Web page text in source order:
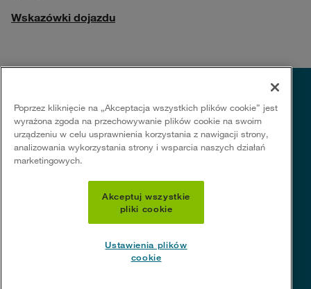
Wskazówki dojazdu
Polityka prywatności
Polityka dotycząca plików cookie
Poprzez kliknięcie na „Akceptacja wszystkich plików cookie” jest
wyrażona zgoda na przechowywanie plików cookie na swoim
urządzeniu w celu usprawnienia korzystania z nawigacji strony,
analizowania wykorzystania strony i wsparcia naszych działań
marketingowych.
Akceptuj wszystkie
pliki cookie
Ustawienia plików
cookie